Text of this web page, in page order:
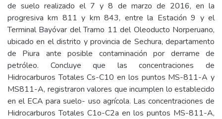
de suelo realizado el 7 y 8 de marzo de 2016, en la
progresiva km 811 y km 843, entre la Estación 9 y el
Terminal Bayóvar del Tramo 11 del Oleoducto Norperuano,
ubicado en el distrito y provincia de Sechura, departamento
de Piura ante posible contaminación por derrame de
petróleo. Concluye que las concentraciones de
Hidrocarburos Totales Cs-C10 en los puntos MS-811-A y
MS811-A, registraron valores que incumplen lo establecido
en el ECA para suelo- uso agrícola. Las concentraciones de
Hidrocarburos Totales C1o-C2a en los puntos MS-811-A,